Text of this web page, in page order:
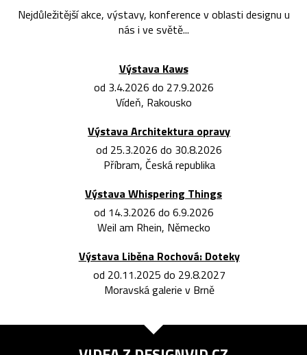
Nejdůležitější akce, výstavy, konference v oblasti designu u
nás i ve světě...
Výstava Kaws
od 3.4.2026 do 27.9.2026
Vídeň, Rakousko
Výstava Architektura opravy
od 25.3.2026 do 30.8.2026
Příbram, Česká republika
Výstava Whispering Things
od 14.3.2026 do 6.9.2026
Weil am Rhein, Německo
Výstava Liběna Rochová: Doteky
od 20.11.2025 do 29.8.2027
Moravská galerie v Brně